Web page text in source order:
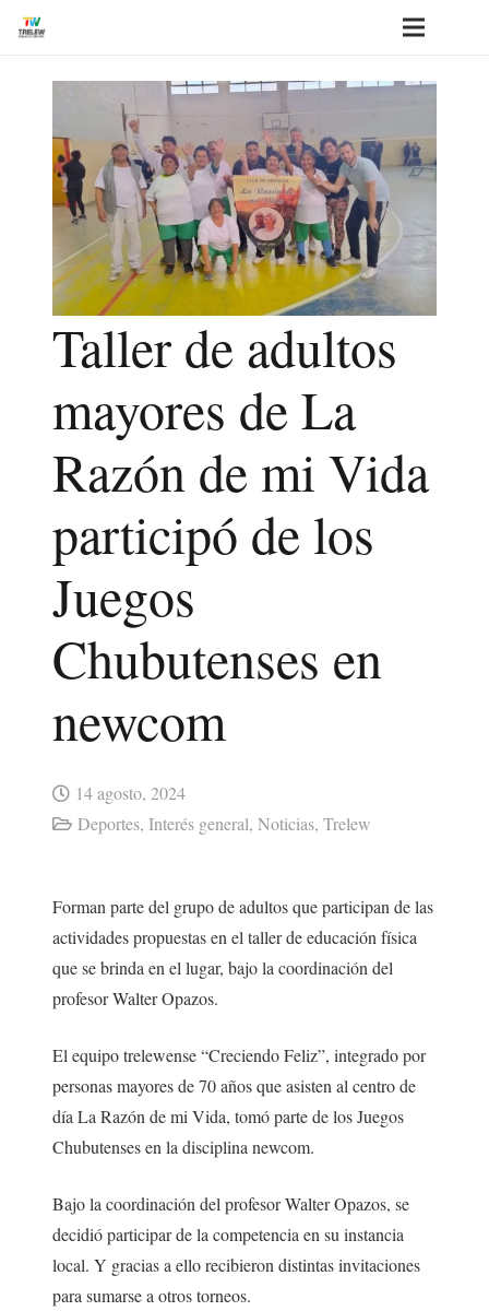
Taller de adultos
mayores de La
Razón de mi Vida
participó de los
Juegos
Chubutenses en
newcom
14 agosto, 2024
Deportes, Interés general, Noticias, Trelew
Forman parte del grupo de adultos que participan de las
actividades propuestas en el taller de educación física
que se brinda en el lugar, bajo la coordinación del
profesor Walter Opazos.
El equipo trelewense “Creciendo Feliz”, integrado por
personas mayores de 70 años que asisten al centro de
día La Razón de mi Vida, tomó parte de los Juegos
Chubutenses en la disciplina newcom.
Bajo la coordinación del profesor Walter Opazos, se
decidió participar de la competencia en su instancia
local. Y gracias a ello recibieron distintas invitaciones
para sumarse a otros torneos.